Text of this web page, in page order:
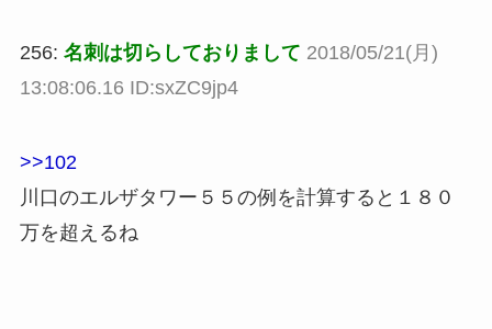
256: 名刺は切らしておりまして 2018/05/21(月)
13:08:06.16 ID:sxZC9jp4
>>102
川口のエルザタワー５５の例を計算すると１８０
万を超えるね